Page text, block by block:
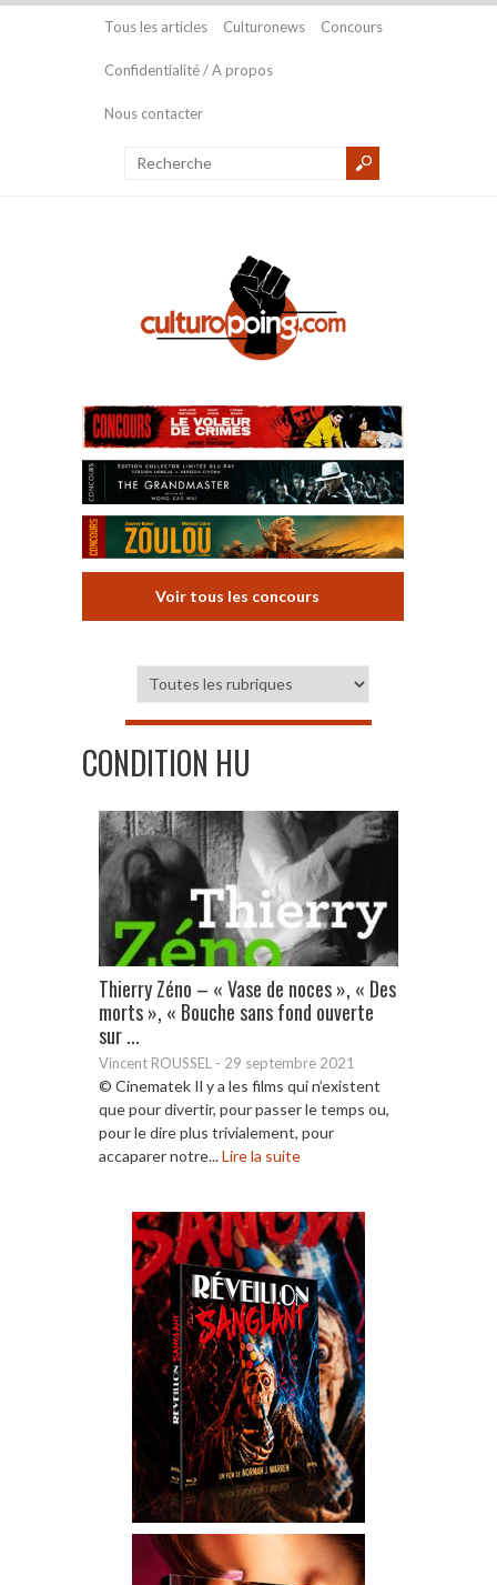
Tous les articles Culturonews Concours
Confidentialité / A propos
Nous contacter
Voir tous les concours
CONDITION HU
Thierry Zéno – « Vase de noces », « Des
morts », « Bouche sans fond ouverte
sur ...
Vincent ROUSSEL - 29 septembre 2021
© Cinematek Il y a les films qui n’existent
que pour divertir, pour passer le temps ou,
pour le dire plus trivialement, pour
accaparer notre...Lire la suite